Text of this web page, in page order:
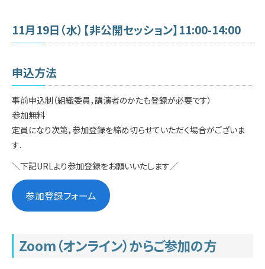
11月19日（水）【非公開セッション】11:00-14:00
申込方法
事前申込制（組織委員，講演者のかたも登録が必要です）
参加無料
定員になり次第，参加登録を締め切らせていただく場合がございま
す.
＼下記URLより参加登録をお願いいたします／
参加登録フォーム
Zoom（オンライン）からご参加の方